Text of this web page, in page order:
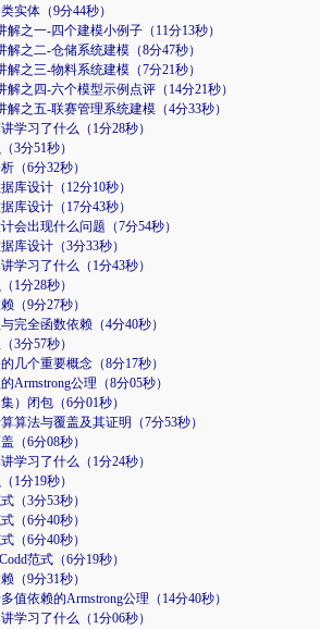
实体（9分44秒）
解之一-四个建模小例子（11分13秒）
解之二-仓储系统建模（8分47秒）
解之三-物料系统建模（7分21秒）
解之四-六个模型示例点评（14分21秒）
解之五-联赛管理系统建模（4分33秒）
学习了什么（1分28秒）
3分51秒）
（6分32秒）
库设计（12分10秒）
库设计（17分43秒）
会出现什么问题（7分54秒）
库设计（3分33秒）
学习了什么（1分43秒）
1分28秒）
（9分27秒）
完全函数依赖（4分40秒）
3分57秒）
几个重要概念（8分17秒）
Armstrong公理（8分05秒）
）闭包（6分01秒）
算法与覆盖及其证明（7分53秒）
（6分08秒）
学习了什么（1分24秒）
1分19秒）
（3分53秒）
（6分40秒）
（6分40秒）
范式（6分19秒）
（9分31秒）
值依赖的Armstrong公理（14分40秒）
学习了什么（1分06秒）